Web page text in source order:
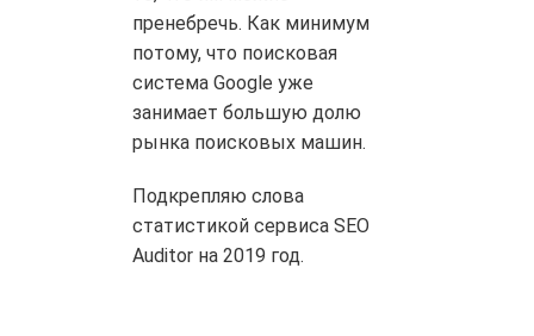
пренебречь. Как минимум
потому, что поисковая
система Google уже
занимает большую долю
рынка поисковых машин.
Подкрепляю слова
статистикой сервиса SEO
Auditor на 2019 год.